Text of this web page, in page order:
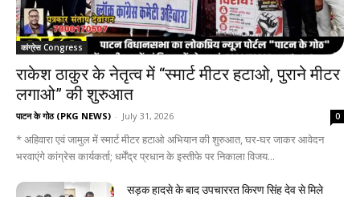
कांग्रेस Congress
राकेश ठाकुर के नेतृत्व में “स्मार्ट मीटर हटाओ, पुराने मीटर
लगाओ” की शुरुआत
पाटन के गोठ (PKG NEWS) - July 31, 2026 0
* अहिवारा एवं जामुल में स्मार्ट मीटर हटाओ अभियान की शुरुआत, घर-घर जाकर आवेदन
भरवाएंगे कांग्रेस कार्यकर्ता; धर्मेंद्र प्रधान के इस्तीफे पर निकाला विजय...
सड़क हादसे के बाद उपचाररत किरण सिंह देव से मिले